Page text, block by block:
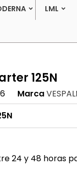
LML
125N
Marca
24 y 48 horas